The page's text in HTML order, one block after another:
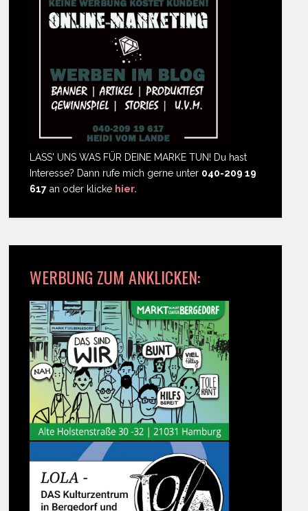
LASS' UNS WAS FÜR DEINE MARKE TUN! Du hast
Interesse? Dann rufe mich gerne unter 040-209 19
617 an oder klicke hier.
WERBUNG ZUM ANKLICKEN: